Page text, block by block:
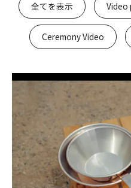
全てを表示 Video
Ceremony Video